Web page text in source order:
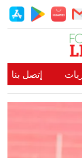
إتصل بنا